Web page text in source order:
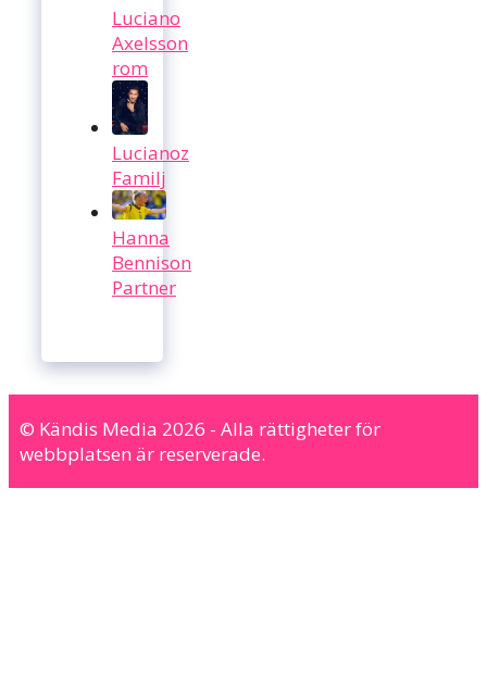
Luciano
Axelsson
rom
Lucianoz
Familj
Hanna
Bennison
Partner
© Kändis Media 2026 - Alla rättigheter för
webbplatsen är reserverade.